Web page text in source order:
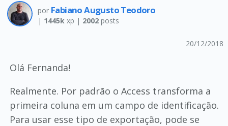
por Fabiano Augusto Teodoro
| 1445kxp | 2002posts
20/12/2018
Olá Fernanda!
Realmente. Por padrão o Access transforma a
primeira coluna em um campo de identificação.
Para usar esse tipo de exportação, pode se